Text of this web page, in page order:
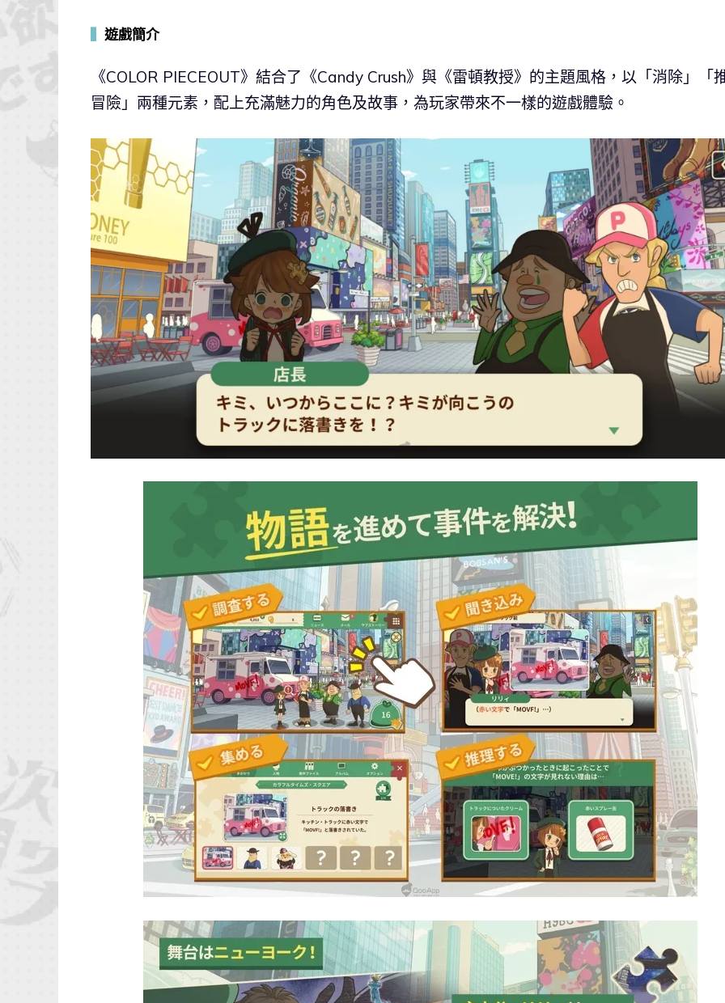
遊戲簡介
《COLOR PIECEOUT》結合了《Candy Crush》與《雷頓教授》的主題風格，以「消除」「
冒險」兩種元素，配上充滿魅力的角色及故事，為玩家帶來不一樣的遊戲體驗。